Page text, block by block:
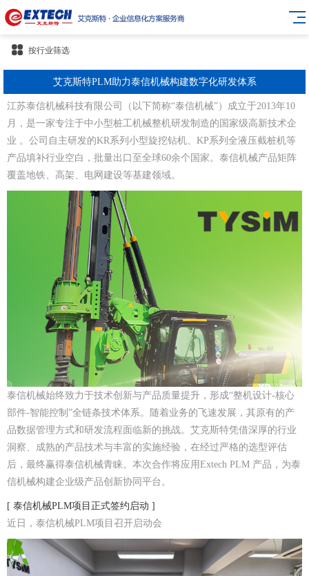
按行业筛选
艾克斯特PLM助力泰信机械构建数字化研发体系
江苏泰信机械科技有限公司（以下简称“泰信机械”）成立于2013年10
月，是一家专注于中小型桩工机械整机研发制造的国家级高新技术企
业 。公司自主研发的KR系列小型旋挖钻机、KP系列全液压截桩机等
产品填补行业空白，批量出口至全球60余个国家。泰信机械产品矩阵
覆盖地铁、高架、电网建设等基建领域。
泰信机械始终致力于技术创新与产品质量提升，形成“整机设计-核心
部件-智能控制”全链条技术体系。随着业务的飞速发展，其原有的产
品数据管理方式和研发流程面临新的挑战。艾克斯特凭借深厚的行业
洞察、成熟的产品技术与丰富的实施经验，在经过严格的选型评估
后，最终赢得泰信机械青睐。本次合作将应用Extech PLM 产品，为泰
信机械构建企业级产品创新协同平台。
[ 泰信机械PLM项目正式签约启动 ]
近日，泰信机械PLM项目召开启动会